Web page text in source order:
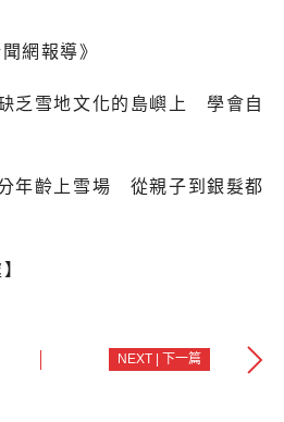
網報導》
乏雪地文化的島嶼上 學會自
年齡上雪場 從親子到銀髮都
NEXT | 下一篇